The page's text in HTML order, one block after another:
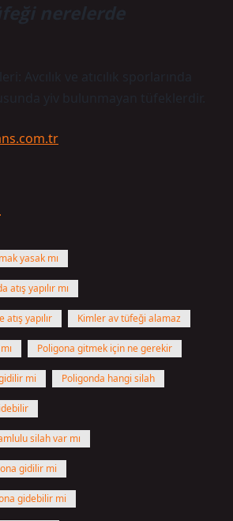
nerelerde
Avcılık ve atıcılık sporlarında
yiv bulunmayan tüfeklerdir.
yasak mı
yapılır mı
yapılır Kimler av tüfeği alamaz
Poligona gitmek için ne gerekir
mi Poligonda hangi silah
silah var mı
gidilir mi
gidebilir mi